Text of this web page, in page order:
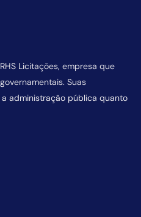
Licitações, empresa que
Suas
administração pública quanto